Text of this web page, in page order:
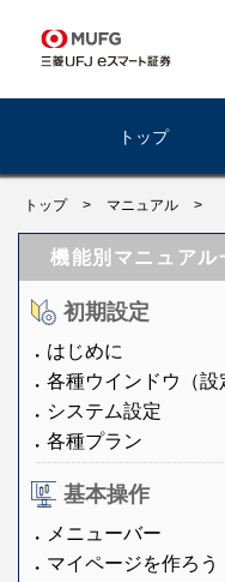
トップ
トップ > マニュアル >
機能別マニュアル
初期設定
はじめに
各種ウインドウ（設
システム設定
各種プラン
基本操作
メニューバー
マイページを作ろう